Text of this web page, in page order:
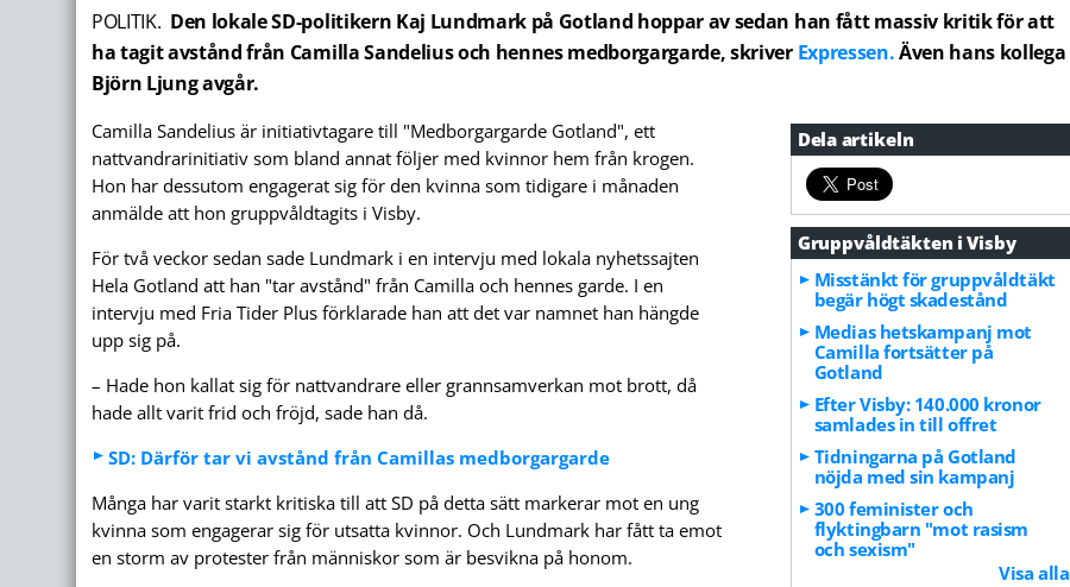
POLITIK. Den lokale SD-politikern Kaj Lundmark på Gotland hoppar av sedan han fått massiv kritik för att
ha tagit avstånd från Camilla Sandelius och hennes medborgargarde, skriver Expressen.Även hans kollega
Björn Ljung avgår.
Dela artikeln
Gruppvåldtäkten i Visby
Misstänkt för gruppvåldtäkt
begär högt skadestånd
Medias hetskampanj mot
Camilla fortsätter på
Gotland
Efter Visby: 140.000 kronor
samlades in till offret
Tidningarna på Gotland
nöjda med sin kampanj
300 feminister och
flyktingbarn "mot rasism
och sexism"
Visa alla
Camilla Sandelius är initiativtagare till "Medborgargarde Gotland", ett
nattvandrar­initiativ som bland annat följer med kvinnor hem från krogen.
Hon har dessutom engagerat sig för den kvinna som tidigare i månaden
anmälde att hon gruppvåldtagits i Visby.
För två veckor sedan sade Lundmark i en intervju med lokala nyhetssajten
Hela Gotland att han "tar avstånd" från Camilla och hennes garde. I en
intervju med Fria Tider Plus förklarade han att det var namnet han hängde
upp sig på.
– Hade hon kallat sig för nattvandrare eller grann­samverkan mot brott, då
hade allt varit frid och fröjd, sade han då.
SD: Därför tar vi avstånd från Camillas medborgargarde
Många har varit starkt kritiska till att SD på detta sätt markerar mot en ung
kvinna som engagerar sig för utsatta kvinnor. Och Lundmark har fått ta emot
en storm av protester från människor som är besvikna på honom.